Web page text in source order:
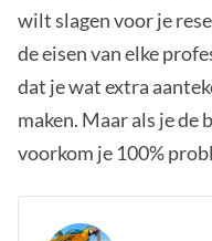
wilt slagen voor je
de eisen van elke
dat je wat extra
maken. Maar als je de
voorkom je 100%